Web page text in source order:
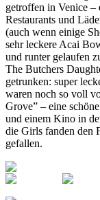
getroffen in Venice –
Restaurants und
(auch wenn einige
sehr leckere Acai
und runter gelaufen
The Butchers
getrunken: super
waren noch so voll
Grove” – eine
und einem Kino in
die Girls fanden den
gefallen.